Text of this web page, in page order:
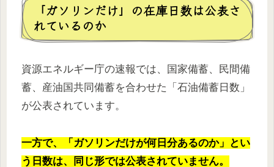
「ガソリンだけ」の在庫日数は公表さ
れているのか
資源エネルギー庁の速報では、国家備蓄、民間備
蓄、産油国共同備蓄を合わせた「石油備蓄日数」
が公表されています。
一方で、「ガソリンだけが何日分あるのか」とい
う日数は、同じ形では公表されていません。